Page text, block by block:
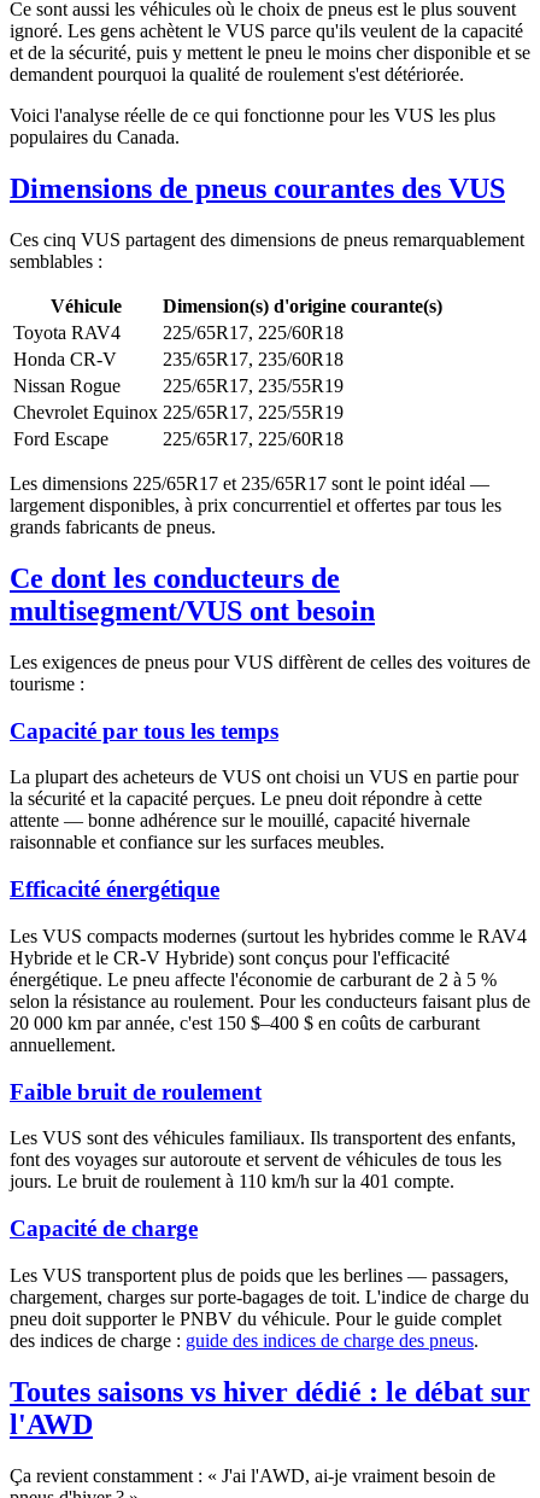
Ce sont aussi les véhicules où le choix de pneus est le plus souvent
ignoré. Les gens achètent le VUS parce qu'ils veulent de la capacité
et de la sécurité, puis y mettent le pneu le moins cher disponible et se
demandent pourquoi la qualité de roulement s'est détériorée.
Voici l'analyse réelle de ce qui fonctionne pour les VUS les plus
populaires du Canada.
Dimensions de pneus courantes des VUS
Ces cinq VUS partagent des dimensions de pneus remarquablement
semblables :
Véhicule
Dimension(s) d'origine courante(s)
Toyota RAV4
225/65R17, 225/60R18
Honda CR-V
235/65R17, 235/60R18
Nissan Rogue
225/65R17, 235/55R19
Chevrolet Equinox 225/65R17, 225/55R19
Ford Escape
225/65R17, 225/60R18
Les dimensions 225/65R17 et 235/65R17 sont le point idéal —
largement disponibles, à prix concurrentiel et offertes par tous les
grands fabricants de pneus.
Ce dont les conducteurs de
multisegment/VUS ont besoin
Les exigences de pneus pour VUS diffèrent de celles des voitures de
tourisme :
Capacité par tous les temps
La plupart des acheteurs de VUS ont choisi un VUS en partie pour
la sécurité et la capacité perçues. Le pneu doit répondre à cette
attente — bonne adhérence sur le mouillé, capacité hivernale
raisonnable et confiance sur les surfaces meubles.
Efficacité énergétique
Les VUS compacts modernes (surtout les hybrides comme le RAV4
Hybride et le CR-V Hybride) sont conçus pour l'efficacité
énergétique. Le pneu affecte l'économie de carburant de 2 à 5 %
selon la résistance au roulement. Pour les conducteurs faisant plus de
20 000 km par année, c'est 150 $–400 $ en coûts de carburant
annuellement.
Faible bruit de roulement
Les VUS sont des véhicules familiaux. Ils transportent des enfants,
font des voyages sur autoroute et servent de véhicules de tous les
jours. Le bruit de roulement à 110 km/h sur la 401 compte.
Capacité de charge
Les VUS transportent plus de poids que les berlines — passagers,
chargement, charges sur porte-bagages de toit. L'indice de charge du
pneu doit supporter le PNBV du véhicule. Pour le guide complet
des indices de charge : guide des indices de charge des pneus.
Toutes saisons vs hiver dédié : le débat sur
l'AWD
Ça revient constamment : « J'ai l'AWD, ai-je vraiment besoin de